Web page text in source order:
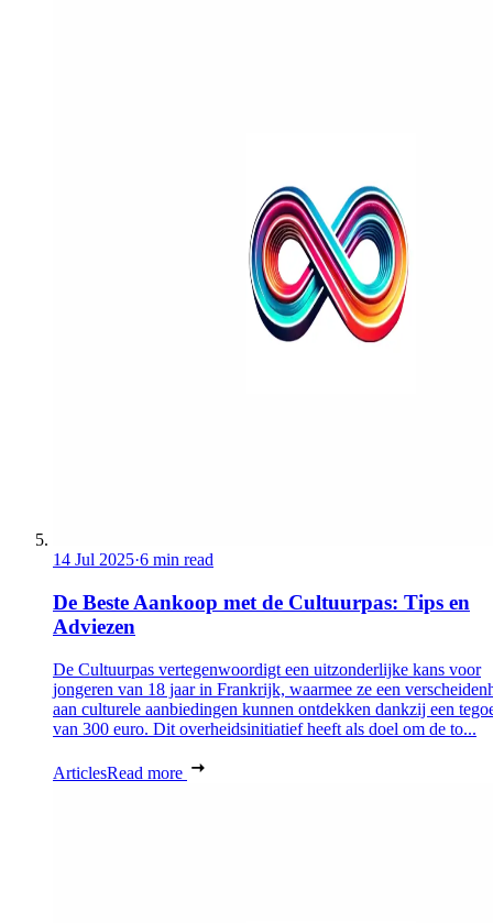
14 Jul 2025·6 min read
De Beste Aankoop met de Cultuurpas: Tips en
Adviezen
De Cultuurpas vertegenwoordigt een uitzonderlijke kans voor
jongeren van 18 jaar in Frankrijk, waarmee ze een
aan culturele aanbiedingen kunnen ontdekken dankzij een
van 300 euro. Dit overheidsinitiatief heeft als doel om de to...
ArticlesRead more